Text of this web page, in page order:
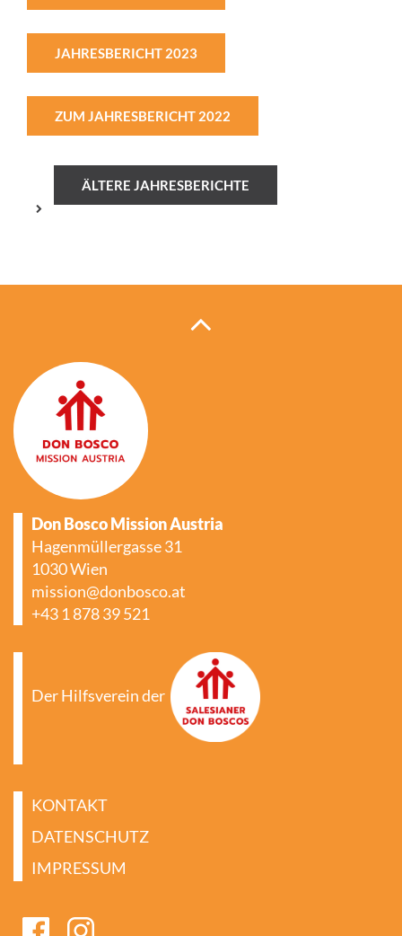
JAHRESBERICHT 2023
ZUM JAHRESBERICHT 2022
ÄLTERE JAHRESBERICHTE
Don Bosco Mission Austria
Hagenmüllergasse 31
1030 Wien
mission@donbosco.at
+43 1 878 39 521
Der Hilfsverein der
KONTAKT
DATENSCHUTZ
IMPRESSUM